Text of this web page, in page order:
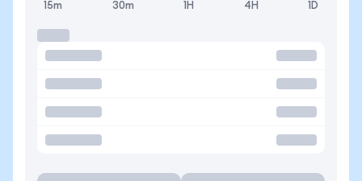
15m 30m 1H 4H 1D